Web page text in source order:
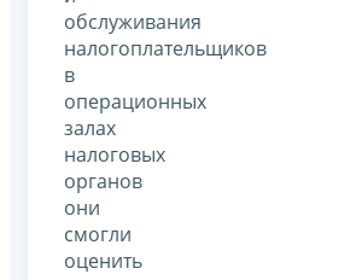
обслуживания
налогоплательщиков
в
операционных
залах
налоговых
органов
они
смогли
оценить